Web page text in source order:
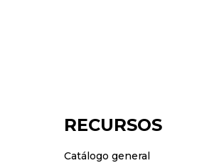
RECURSOS
Catálogo general